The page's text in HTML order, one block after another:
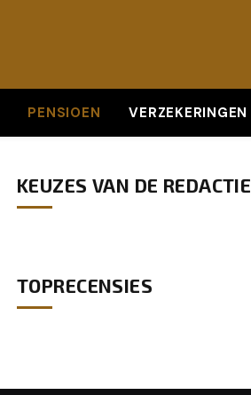
PENSIOEN VERZEKERINGEN
KEUZES VAN DE REDACTIE
TOPRECENSIES